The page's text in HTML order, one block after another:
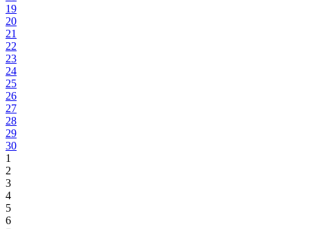
19
20
21
22
23
24
25
26
27
28
29
30
1
2
3
4
5
6